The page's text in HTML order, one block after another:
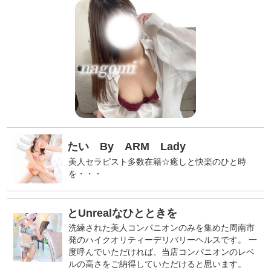
LINEID:nagomi@yamaguchi-proudia X ID :
@nagomi_proudia #プラウディア公式LINE：
@038ukvzr LINE予約可能。お得なクーポン発行
中。※こちらから発信する事はありません。 ୨୧ ご
予約・お問い合わせ ୨୧ 気になったらお気軽にご連
絡ください♡ 📞 080-6330-9996 お店公式LINEは
こちら LINEでお友だち追加 LINE ID：@038ukvzr
いたい By ARM Lady
美人セラピスト多数在籍☆癒しと快楽のひと時
を・・・
とUnrealなひとときを
洗練された美人コンパニオンのみを集めた周南市
発のハイクオリティーデリバリーヘルスです。 一
度呼んでいただければ、当店コンパニオンのレベ
ルの高さをご納得していただけると思います。